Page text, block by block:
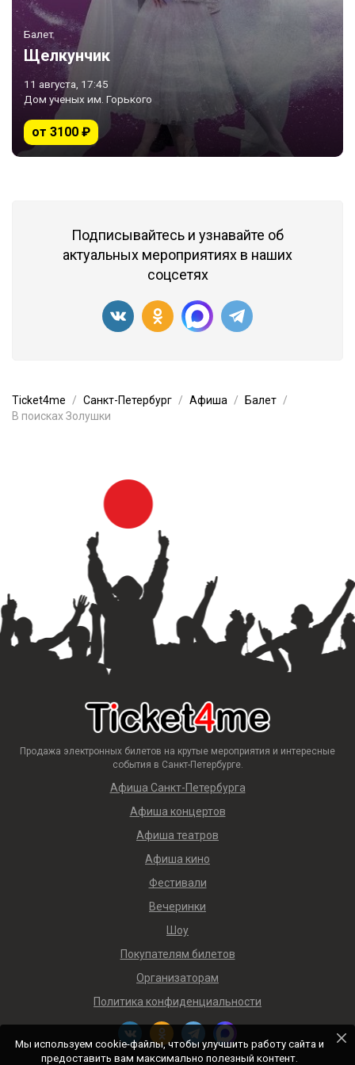
Балет
Щелкунчик
11 августа, 17:45
Дом ученых им. Горького
от 3100 ₽
Подписывайтесь и узнавайте об
актуальных мероприятиях в наших
соцсетях
Ticket4me Санкт-Петербург Афиша
Балет
В поисках Золушки
Продажа электронных билетов на крутые мероприятия и интересные
события в Санкт-Петербурге.
Афиша Санкт-Петербурга
Афиша концертов
Афиша театров
Афиша кино
Фестивали
Вечеринки
Шоу
Покупателям билетов
Организаторам
Политика конфиденциальности
Мы используем cookie-файлы, чтобы улучшить работу сайта и
предоставить вам максимально полезный контент.